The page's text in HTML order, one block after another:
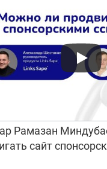
Рамазан
сайт